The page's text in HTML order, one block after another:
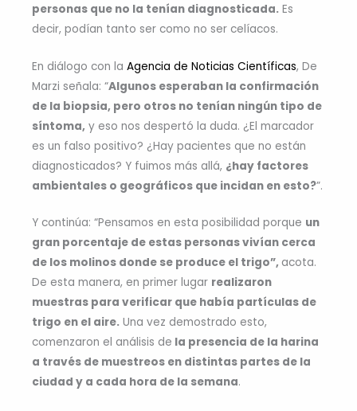
personas que no la tenían diagnosticada. Es
decir, podían tanto ser como no ser celíacos.
En diálogo con la Agencia de Noticias Científicas, De
Marzi señala: “Algunos esperaban la confirmación
de la biopsia, pero otros no tenían ningún tipo de
síntoma, y eso nos despertó la duda. ¿El marcador
es un falso positivo? ¿Hay pacientes que no están
diagnosticados? Y fuimos más allá, ¿hay factores
ambientales o geográficos que incidan en esto?”.
Y continúa: “Pensamos en esta posibilidad porque un
gran porcentaje de estas personas vivían cerca
de los molinos donde se produce el trigo”, acota.
De esta manera, en primer lugar realizaron
muestras para verificar que había partículas de
trigo en el aire. Una vez demostrado esto,
comenzaron el análisis de la presencia de la harina
a través de muestreos en distintas partes de la
ciudad y a cada hora de la semana.